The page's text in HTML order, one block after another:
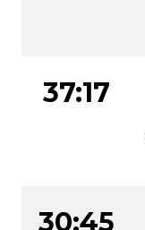
37:17
30:45